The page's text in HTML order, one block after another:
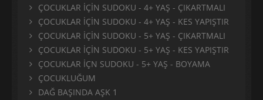
ÇOCUKLAR İÇİN SUDOKU - 4+ YAŞ - ÇIKARTMALI
ÇOCUKLAR İÇİN SUDOKU - 4+ YAŞ - KES YAPIŞTIR
ÇOCUKLAR İÇİN SUDOKU - 5+ YAŞ - ÇIKARTMALI
ÇOCUKLAR İÇİN SUDOKU - 5+ YAŞ - KES YAPIŞTIR
ÇOCUKLAR İÇN SUDOKU - 5+ YAŞ - BOYAMA
ÇOCUKLUĞUM
DAĞ BAŞINDA AŞK 1